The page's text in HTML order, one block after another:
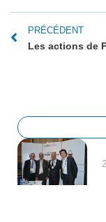
PRÉCÉDENT